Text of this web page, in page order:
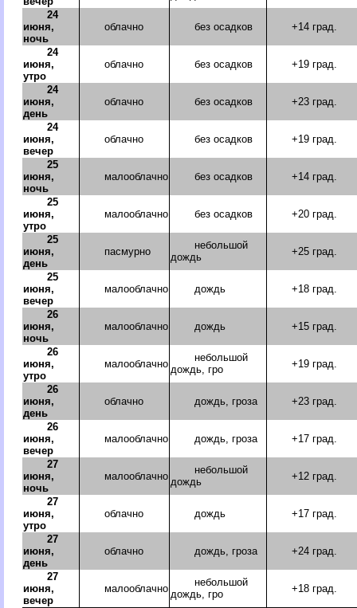
24
июня,
ночь
облачно без осадков +14 град.
24
июня,
утро
облачно без осадков +19 град.
24
июня,
день
облачно без осадков +23 град.
24
июня,
вечер
облачно без осадков +19 град.
25
июня,
ночь
малооблачно без осадков +14 град.
25
июня,
утро
малооблачно без осадков +20 град.
25
июня,
день
пасмурно
небольшой
дождь
+25 град.
25
июня,
вечер
малооблачно дождь +18 град.
26
июня,
ночь
малооблачно дождь +15 град.
26
июня,
утро
малооблачно
небольшой
дождь, гро
+19 град.
26
июня,
день
облачно дождь, гроза +23 град.
26
июня,
вечер
малооблачно дождь, гроза +17 град.
27
июня,
ночь
малооблачно
небольшой
дождь
+12 град.
27
июня,
утро
облачно дождь +17 град.
27
июня,
день
облачно дождь, гроза +24 град.
27
июня,
вечер
малооблачно
небольшой
дождь, гро
+18 град.